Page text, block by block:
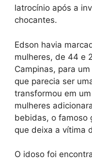
latrocínio após a
chocantes.
Edson havia
mulheres, de 44 e
Campinas, para
que parecia ser
transformou em
mulheres
bebidas, o famoso
que deixa a vítima
O idoso foi